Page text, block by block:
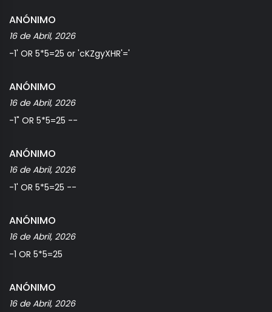
ANÓNIMO
16 de Abril, 2026
-1' OR 5*5=25 or 'cKZgyXHR'='
ANÓNIMO
16 de Abril, 2026
-1" OR 5*5=25 --
ANÓNIMO
16 de Abril, 2026
-1' OR 5*5=25 --
ANÓNIMO
16 de Abril, 2026
-1 OR 5*5=25
ANÓNIMO
16 de Abril, 2026